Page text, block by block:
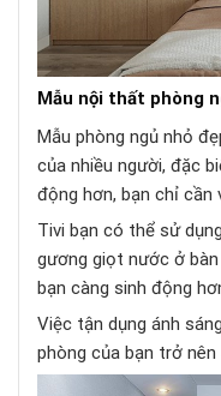
Mẫu nội thất phòng
Mẫu phòng ngủ nhỏ
của nhiều người, đặc
động hơn, bạn chỉ
Tivi bạn có thể sử
gương giọt nước ở
bạn càng sinh động
Việc tận dụng ánh
phòng của bạn trở